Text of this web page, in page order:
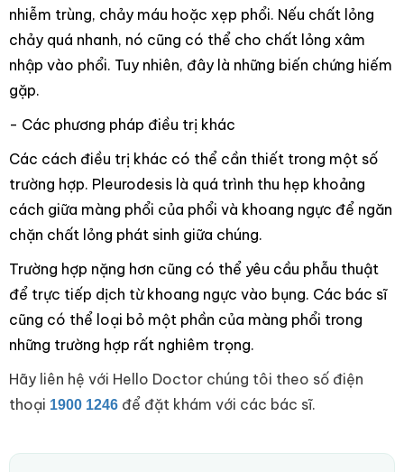
nhiễm trùng, chảy máu hoặc xẹp phổi. Nếu chất lỏng
chảy quá nhanh, nó cũng có thể cho chất lỏng xâm
nhập vào phổi. Tuy nhiên, đây là những biến chứng hiếm
gặp.
- Các phương pháp điều trị khác
Các cách điều trị khác có thể cần thiết trong một số
trường hợp. Pleurodesis là quá trình thu hẹp khoảng
cách giữa màng phổi của phổi và khoang ngực để ngăn
chặn chất lỏng phát sinh giữa chúng.
Trường hợp nặng hơn cũng có thể yêu cầu phẫu thuật
để trực tiếp dịch từ khoang ngực vào bụng. Các bác sĩ
cũng có thể loại bỏ một phần của màng phổi trong
những trường hợp rất nghiêm trọng.
Hãy liên hệ với Hello Doctor chúng tôi theo số điện
thoại 1900 1246 để đặt khám với các bác sĩ.